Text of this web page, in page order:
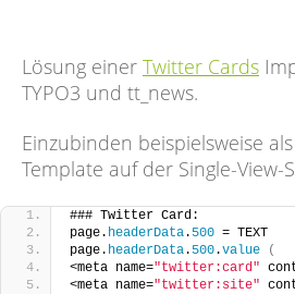
Lösung einer Twitter Cards
TYPO3 und tt_news.
Einzubinden beispielsweise
Template auf der Single-View-
### Twitter Card:
page. headerData. 500 = TEXT
page. headerData. 500.value
(
<meta name="twitter:card"
<meta name="twitter:site"